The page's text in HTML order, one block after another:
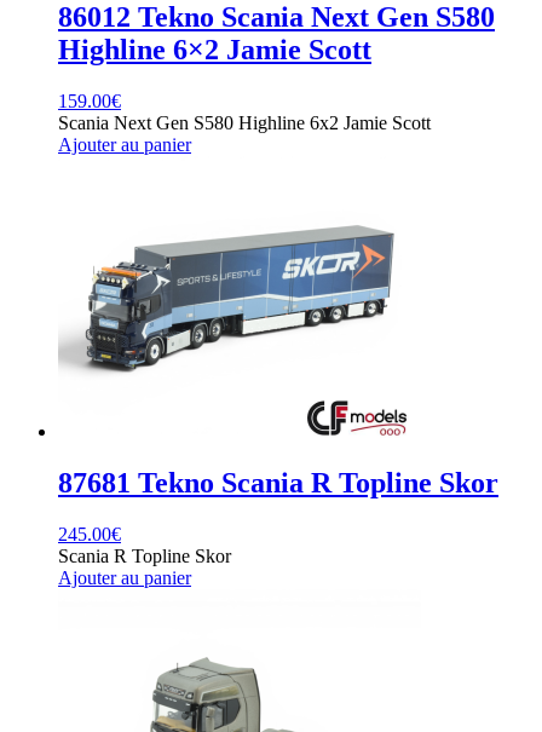
86012 Tekno Scania Next Gen S580
Highline 6×2 Jamie Scott
159.00€
Scania Next Gen S580 Highline 6x2 Jamie Scott
Ajouter au panier
87681 Tekno Scania R Topline Skor
245.00€
Scania R Topline Skor
Ajouter au panier